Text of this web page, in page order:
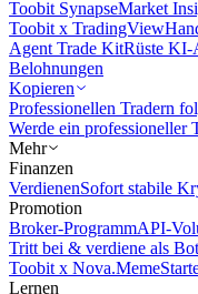
Toobit SynapseMarket
Toobit x TradingView
Agent Trade KitRüste KI-
Belohnungen
Kopieren
Professionellen Tradern
Werde ein professioneller
Mehr
Finanzen
VerdienenSofort stabile
Promotion
Broker-ProgrammAPI-
Tritt bei & verdiene als
Toobit x Nova.Meme
Lernen